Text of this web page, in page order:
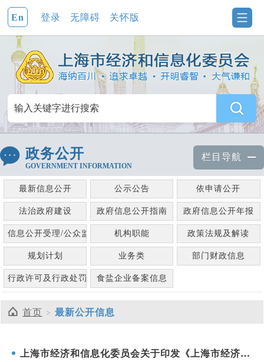
En 登录 无障碍 关怀版
政务公开
GOVERNMENT INFORMATION
栏目导航
最新信息公开 公示公告 依申请公开
法治政府建设 政府信息公开指南 政府信息公开年报
信息公开受理/公众监督 机构职能 政策法规及解读
规划计划 业务类 部门财政信息
行政许可及行政处罚信息食盐企业备案信息
首页 最新公开信息
上海市经济和信息化委员会关于印发《上海市经济和